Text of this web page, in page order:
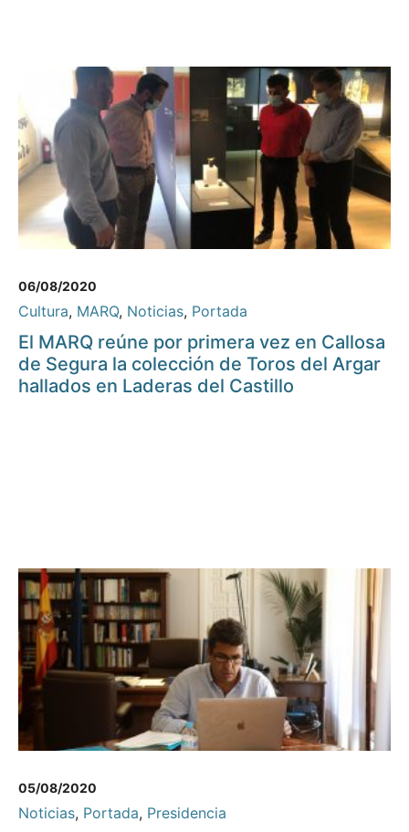
06/08/2020
Cultura, MARQ, Noticias, Portada
El MARQ reúne por primera vez en Callosa
de Segura la colección de Toros del Argar
hallados en Laderas del Castillo
05/08/2020
Noticias, Portada, Presidencia